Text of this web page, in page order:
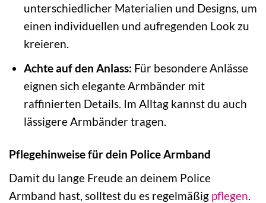
unterschiedlicher Materialien und Designs, um
einen individuellen und aufregenden Look zu
kreieren.
Achte auf den Anlass: Für besondere Anlässe
eignen sich elegante Armbänder mit
raffinierten Details. Im Alltag kannst du auch
lässigere Armbänder tragen.
Pflegehinweise für dein Police Armband
Damit du lange Freude an deinem Police
Armband hast, solltest du es regelmäßig pflegen.